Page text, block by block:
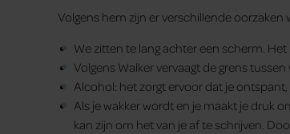
Volgens hem zijn er verschillende
We zitten te lang achter een scherm.
Volgens Walker vervaagt de grens
Alcohol: het zorgt ervoor dat je
Als je wakker wordt en je maakt je druk
kan zijn om het van je af te schrijven.